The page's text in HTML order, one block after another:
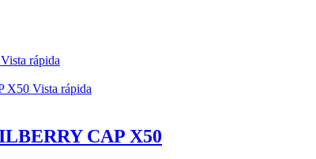
Vista rápida
Vista rápida
CAP X50